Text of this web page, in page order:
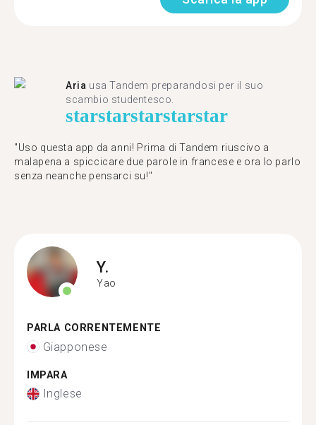
Aria usa Tandem preparandosi per il suo
scambio studentesco.
starstarstarstarstar
"Uso questa app da anni! Prima di Tandem riuscivo a
malapena a spiccicare due parole in francese e ora lo parlo
senza neanche pensarci su!"
Y.
Yao
PARLA CORRENTEMENTE
Giapponese
IMPARA
Inglese